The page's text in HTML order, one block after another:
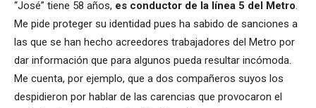
“José” tiene 58 años, es conductor de la línea 5 del Metro.
Me pide proteger su identidad pues ha sabido de sanciones a
las que se han hecho acreedores trabajadores del Metro por
dar información que para algunos pueda resultar incómoda.
Me cuenta, por ejemplo, que a dos compañeros suyos los
despidieron por hablar de las carencias que provocaron el